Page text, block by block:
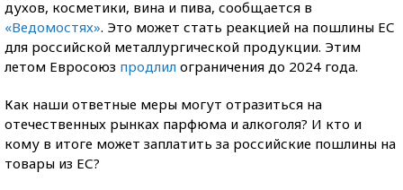
духов, косметики, вина и пива, сообщается в
«Ведомостях». Это может стать реакцией на пошлины ЕС
для российской металлургической продукции. Этим
летом Евросоюз продлил ограничения до 2024 года.
Как наши ответные меры могут отразиться на
отечественных рынках парфюма и алкоголя? И кто и
кому в итоге может заплатить за российские пошлины на
товары из ЕС?